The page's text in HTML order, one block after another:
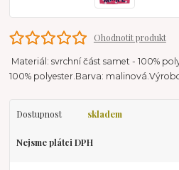
Ohodnotit produkt
Materiál: svrchní část samet - 100%
100% polyester.Barva:
Dostupnost skladem
Nejsme plátci DPH